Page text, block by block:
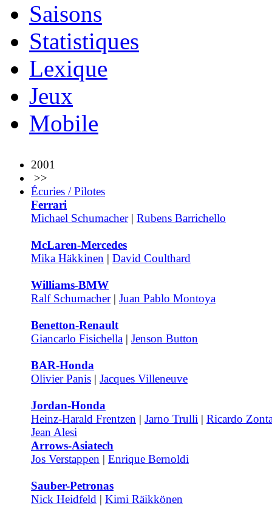
Saisons
Statistiques
Lexique
Jeux
Mobile
2001
>>
Écuries / Pilotes
Ferrari
Michael Schumacher| Rubens Barrichello
McLaren-Mercedes
Mika Häkkinen | David Coulthard
Williams-BMW
Ralf Schumacher| Juan Pablo Montoya
Benetton-Renault
Giancarlo Fisichella | Jenson Button
BAR-Honda
Olivier Panis | Jacques Villeneuve
Jordan-Honda
Heinz-Harald Frentzen | Jarno Trulli | Ricardo
Jean Alesi
Arrows-Asiatech
Jos Verstappen | Enrique Bernoldi
Sauber-Petronas
Nick Heidfeld | Kimi Räikkönen